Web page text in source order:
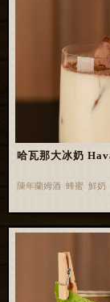
哈瓦那大冰奶
陳年蘭姆酒 蜂蜜 鮮奶